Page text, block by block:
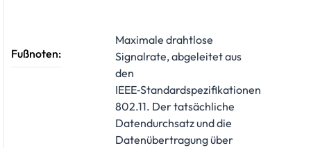
Fußnoten:
Maximale drahtlose
Signalrate, abgeleitet aus
den
IEEE‑Standardspezifikationen
802.11. Der tatsächliche
Datendurchsatz und die
Datenübertragung über